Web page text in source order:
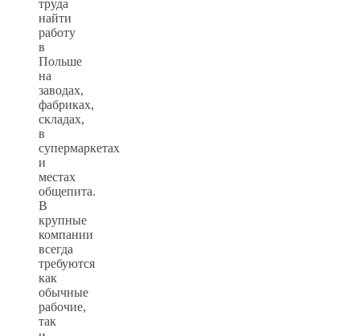
труда
найти
работу
в
Польше
на
заводах,
фабриках,
складах,
в
супермаркетах
и
местах
общепита.
В
крупные
компании
всегда
требуются
как
обычные
рабочие,
так